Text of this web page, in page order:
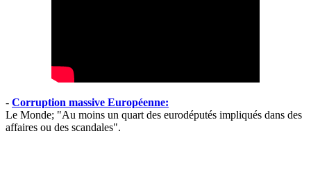
- Corruption massive Européenne:
Le Monde; "Au moins un quart des eurodéputés impliqués dans des
affaires ou des scandales".